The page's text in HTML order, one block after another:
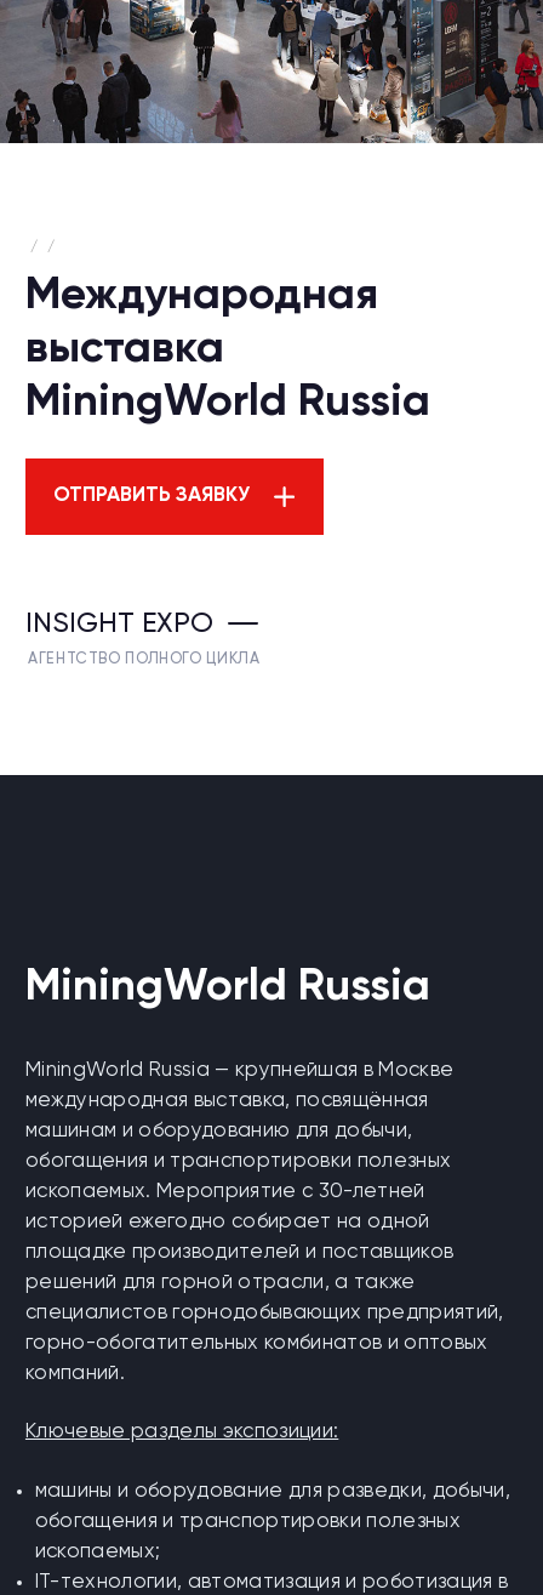
/ /
Международная
выставка
MiningWorld Russia
ОТПРАВИТЬ ЗАЯВКУ
INSIGHT EXPO
АГЕНТСТВО ПОЛНОГО ЦИКЛА
MiningWorld Russia
MiningWorld Russia — крупнейшая в Москве
международная выставка, посвящённая
машинам и оборудованию для добычи,
обогащения и транспортировки полезных
ископаемых. Мероприятие с 30-летней
историей ежегодно собирает на одной
площадке производителей и поставщиков
решений для горной отрасли, а также
специалистов горнодобывающих предприятий,
горно-обогатительных комбинатов и оптовых
компаний.
Ключевые разделы экспозиции:
машины и оборудование для разведки, добычи,
обогащения и транспортировки полезных
ископаемых;
IT-технологии, автоматизация и роботизация в